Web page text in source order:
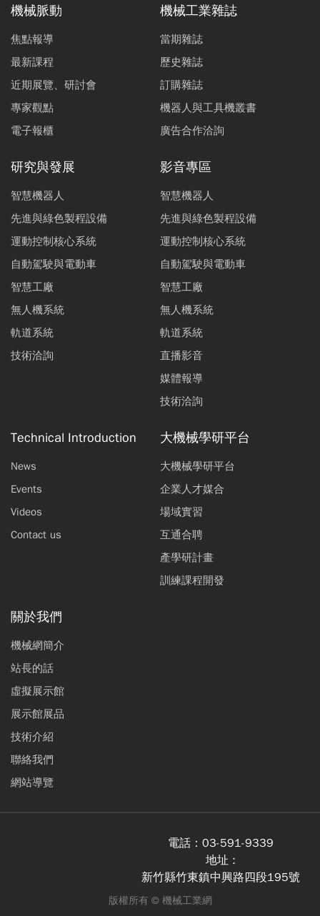
機械脈動
焦點報導
最新課程
近期展覽、研討會
專家觀點
電子報櫃
機械工業雜誌
當期雜誌
歷史雜誌
訂購雜誌
機器人與工具機叢書
廣告合作洽詢
研究與發展
智慧機器人
先進與綠色製程設備
運動控制核心系統
自動駕駛與電動車
智慧工廠
無人機系統
軌道系統
技術洽詢
影音專區
智慧機器人
先進與綠色製程設備
運動控制核心系統
自動駕駛與電動車
智慧工廠
無人機系統
軌道系統
直播影音
媒體報導
技術洽詢
Technical Introduction
News
Events
Videos
Contact us
大機械學研平台
大機械學研平台
企業人才媒合
場域實習
互通合聘
產學研計畫
訓練課程開發
關於我們
機械網簡介
站長的話
虛擬展示館
展示館展品
技術介紹
聯絡我們
網站導覽
電話： 03-591-9339
地址 :
新竹縣竹東鎮中興路四段195號
版權所有 © 機械工業網